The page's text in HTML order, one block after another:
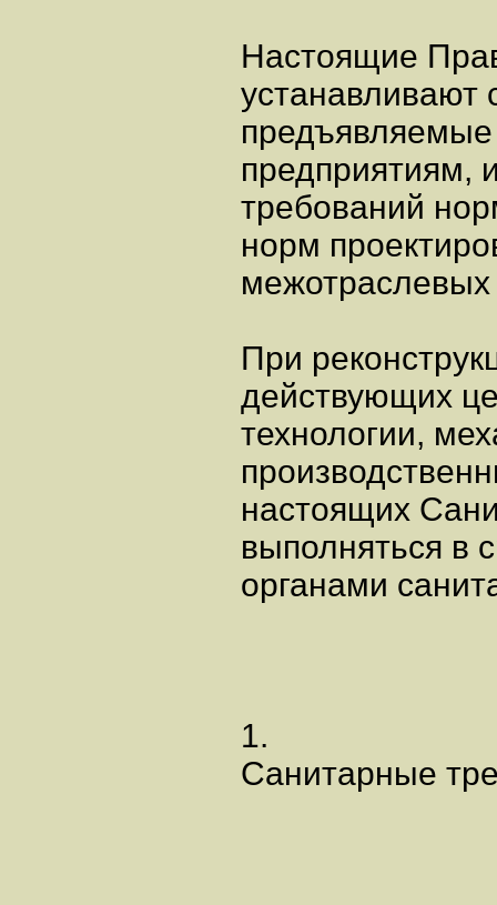
Настоящие
устанавливают
предъявляемые
предприятиям,
требований
норм
При
действующих
технологии,
настоящих
выполняться в
органами
1.
Санитарные